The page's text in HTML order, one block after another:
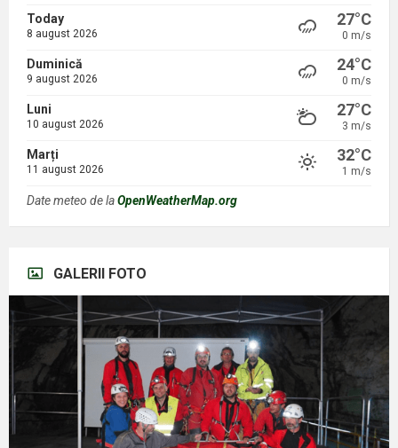
Today
8 august 2026
27°C
0 m/s
Duminică
9 august 2026
24°C
0 m/s
Luni
10 august 2026
27°C
3 m/s
Marți
11 august 2026
32°C
1 m/s
Date meteo de laOpenWeatherMap.org
GALERII FOTO